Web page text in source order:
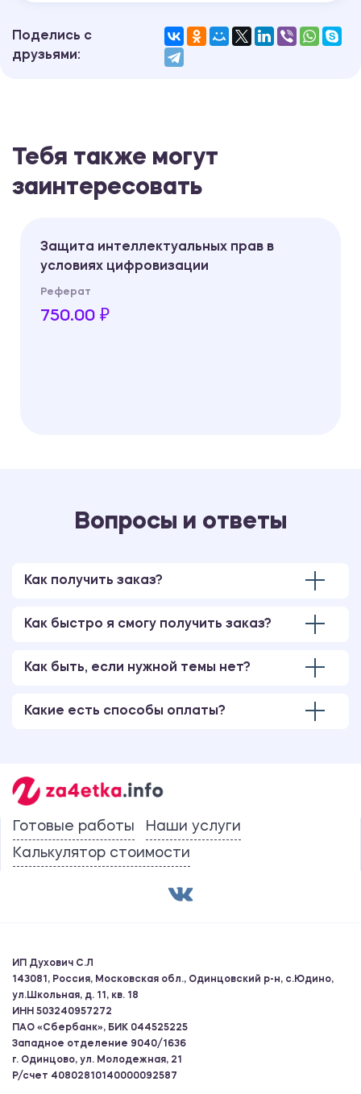
Поделись с
друзьями:
Тебя также могут
заинтересовать
Защита интеллектуальных прав в
условиях цифровизации
Реферат
750.00 ₽
Вопросы и ответы
Как получить заказ?
Как быстро я смогу получить заказ?
Как быть, если нужной темы нет?
Какие есть способы оплаты?
Готовые работы
Наши услуги
Калькулятор стоимости
ИП Духович С.Л
143081, Россия, Московская обл., Одинцовский р-н, с.Юдино,
ул.Школьная, д. 11, кв. 18
ИНН 503240957272
ПАО «Сбербанк», БИК 044525225
Западное отделение 9040/1636
г. Одинцово, ул. Молодежная, 21
Р/счет 40802810140000092587